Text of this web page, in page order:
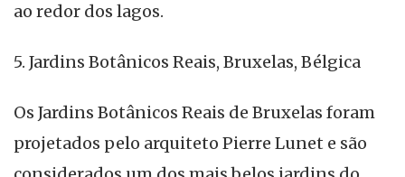
ao redor dos lagos.
5. Jardins Botânicos Reais, Bruxelas, Bélgica
Os Jardins Botânicos Reais de Bruxelas foram
projetados pelo arquiteto Pierre Lunet e são